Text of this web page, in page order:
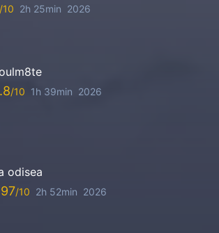
2h 25min 2026
1h 39min 2026
odisea
2h 52min 2026